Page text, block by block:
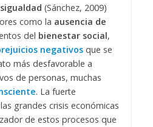
(Sánchez, 2009)
como la ausencia de
del bienestar social,
negativosque se
más desfavorable a
de personas, muchas
. La fuerte
grandes crisis económicas
de estos procesos que